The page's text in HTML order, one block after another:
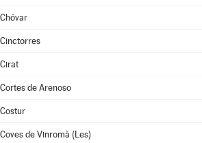
Chóvar
Cinctorres
Cirat
Cortes de Arenoso
Costur
Coves de Vinromà (Les)